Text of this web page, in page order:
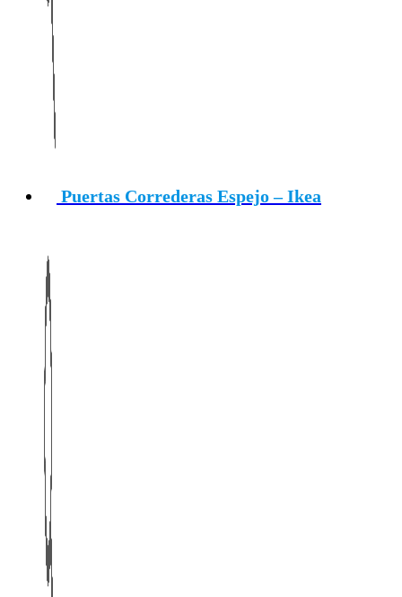
Puertas Correderas Espejo – Ikea